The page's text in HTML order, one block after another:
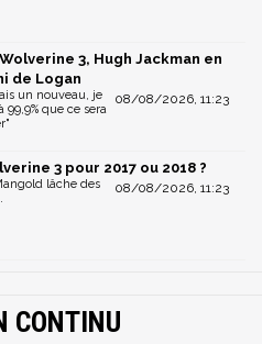
3, Hugh Jackman en
de Logan
08/08/2026, 11:23
un nouveau, je
99,9% que ce sera
3 pour 2017 ou 2018 ?
08/08/2026, 11:23
lâche des
CONTINU